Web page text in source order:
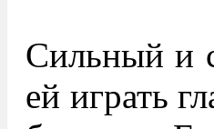
Сильный и
ей играть